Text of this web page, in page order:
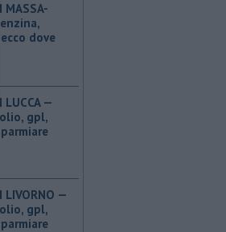
MASSA-
dove
LUCCA —
gpl,
LIVORNO —
gpl,